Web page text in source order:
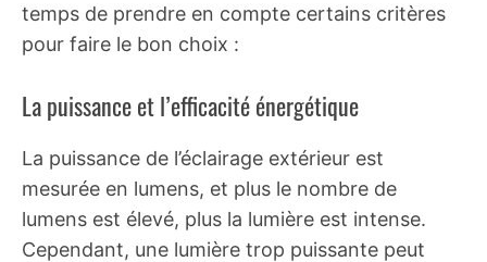
temps de prendre en compte certains critères
pour faire le bon choix :
La puissance et l’efficacité énergétique
La puissance de l’éclairage extérieur est
mesurée en lumens, et plus le nombre de
lumens est élevé, plus la lumière est intense.
Cependant, une lumière trop puissante peut